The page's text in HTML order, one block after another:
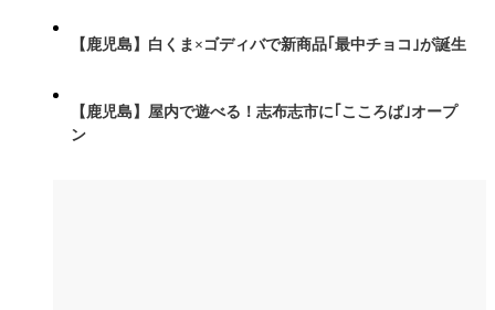
【鹿児島】白くま×ゴディバで新商品｢最中チョコ｣が誕生
【鹿児島】屋内で遊べる！志布志市に｢こころば｣オープ
ン